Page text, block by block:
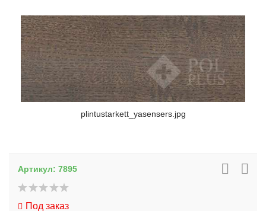
plintustarkett_yasensers.jpg
Артикул: 7895
Под заказ